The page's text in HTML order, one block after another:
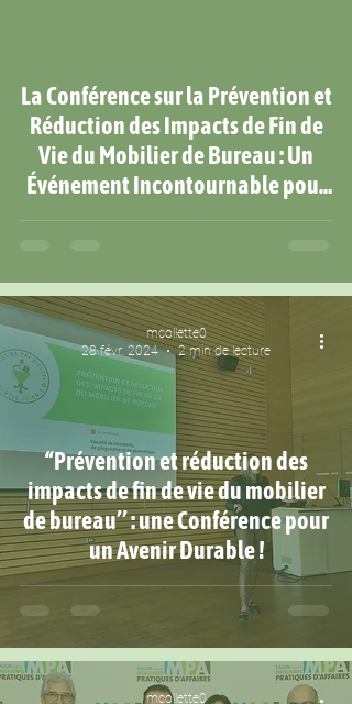
La Conférence sur la Prévention et
Réduction des Impacts de Fin de
Vie du Mobilier de Bureau : Un
Événement Incontournable pour
un Avenir Durable
“Prévention et réduction des
impacts de fin de vie du mobilier
de bureau’’ : une Conférence pour
un Avenir Durable !
mcollette0
28 févr. 2024
2 min de lecture
mcollette0